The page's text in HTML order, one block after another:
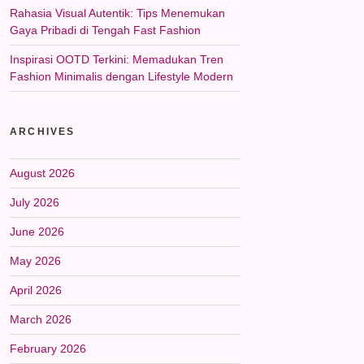
Rahasia Visual Autentik: Tips Menemukan
Gaya Pribadi di Tengah Fast Fashion
Inspirasi OOTD Terkini: Memadukan Tren
Fashion Minimalis dengan Lifestyle Modern
ARCHIVES
August 2026
July 2026
June 2026
May 2026
April 2026
March 2026
February 2026